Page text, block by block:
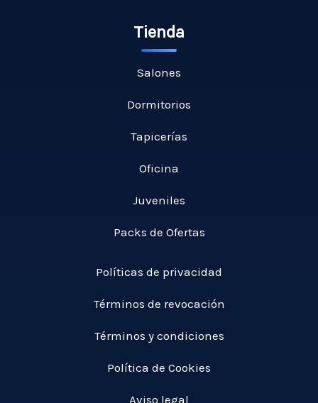
Tienda
Salones
Dormitorios
Tapicerías
Oficina
Juveniles
Packs de Ofertas
Políticas de privacidad
Términos de revocación
Términos y condiciones
Política de Cookies
Aviso legal